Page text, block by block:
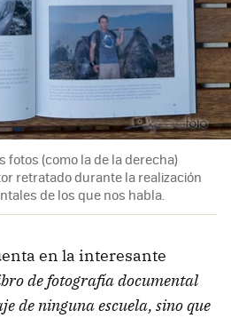
fotos (como la de la derecha)
retratado durante la realización
de los que nos habla.
en la interesante
de fotografía documental
de ninguna escuela, sino que